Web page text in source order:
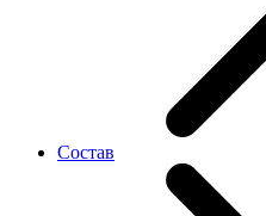
Состав